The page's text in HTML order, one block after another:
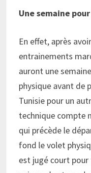
Une semaine
En effet, après
entrainements
auront une
physique avant de
Tunisie pour un
technique compte
qui précède le
fond le volet
est jugé court